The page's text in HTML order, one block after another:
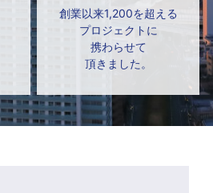
創業以来1,200を超える
プロジェクトに
携わらせて
頂きました。